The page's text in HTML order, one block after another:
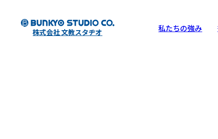
株式会社 文教スタヂオ 私たちの強み